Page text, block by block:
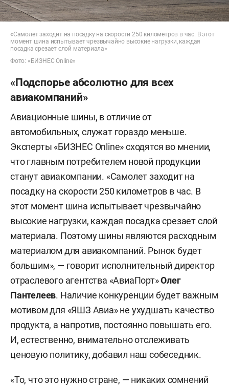
«Самолет заходит на посадку на скорости 250 километров в час. В этот
момент шина испытывает чрезвычайно высокие нагрузки, каждая
посадка срезает слой материала»
Фото: «БИЗНЕС Online»
«Подспорье абсолютно для всех
авиакомпаний»
Авиационные шины, в отличие от
автомобильных, служат гораздо меньше.
Эксперты «БИЗНЕС Online» сходятся во мнении,
что главным потребителем новой продукции
станут авиакомпании. «Самолет заходит на
посадку на скорости 250 километров в час. В
этот момент шина испытывает чрезвычайно
высокие нагрузки, каждая посадка срезает слой
материала. Поэтому шины являются расходным
материалом для авиакомпаний. Рынок будет
большим», — говорит исполнительный директор
отраслевого агентства «АвиаПорт»Олег
Пантелеев. Наличие конкуренции будет важным
мотивом для «ЯШЗ Авиа» не ухудшать качество
продукта, а напротив, постоянно повышать его.
И, естественно, внимательно отслеживать
ценовую политику, добавил наш собеседник.
«То, что это нужно стране, — никаких сомнений